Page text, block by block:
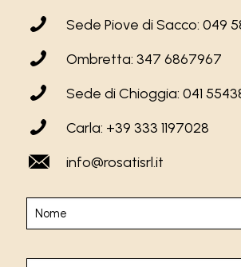
Sede Piove di Sacco: 049
Ombretta: 347 6867967
Sede di Chioggia: 041
Carla: +39 333 1197028
info@rosatisrl.it